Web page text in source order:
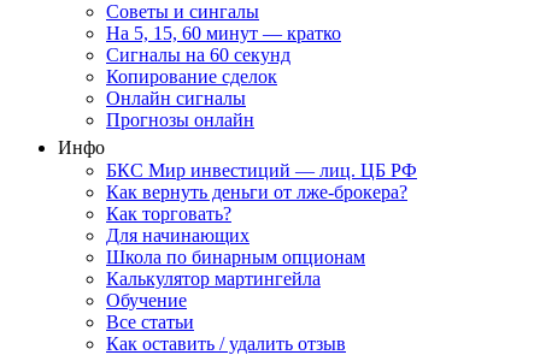
Советы и сингалы
На 5, 15, 60 минут — кратко
Сигналы на 60 секунд
Копирование сделок
Онлайн сигналы
Прогнозы онлайн
Инфо
БКС Мир инвестиций — лиц. ЦБ РФ
Как вернуть деньги от лже-брокера?
Как торговать?
Для начинающих
Школа по бинарным опционам
Калькулятор мартингейла
Обучение
Все статьи
Как оставить / удалить отзыв